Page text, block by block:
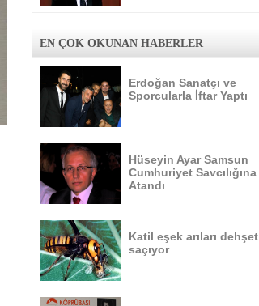
EN ÇOK OKUNAN HABERLER
Erdoğan Sanatçı ve
Sporcularla İftar Yaptı
Hüseyin Ayar Samsun
Cumhuriyet Savcılığına
Atandı
Katil eşek arıları dehşet
saçıyor